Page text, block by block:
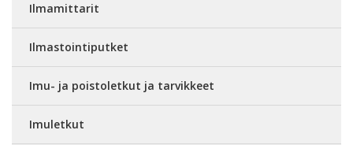
Ilmamittarit
Ilmastointiputket
Imu- ja poistoletkut ja tarvikkeet
Imuletkut